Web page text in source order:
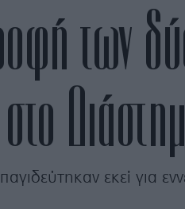
των
εκεί για